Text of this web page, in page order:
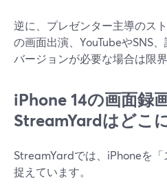
逆に、プレゼンター主導のス
の画面出演、YouTubeやSNS
バージョンが必要な場合は限界
iPhone 14の画面録
StreamYardはどこ
StreamYardでは、iPhoneを「
捉えています。